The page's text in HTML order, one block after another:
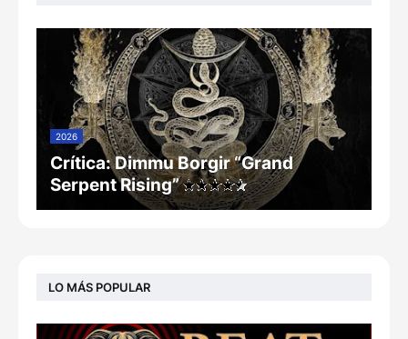
2026
Crítica: Dimmu Borgir “Grand
Serpent Rising”
LO MÁS POPULAR